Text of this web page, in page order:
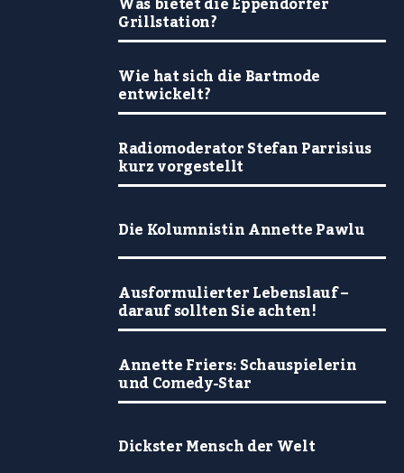
Grillstation?
Wie hat sich die Bartmode
entwickelt?
Radiomoderator Stefan Parrisius
kurz vorgestellt
Die Kolumnistin Annette Pawlu
Ausformulierter Lebenslauf –
darauf sollten Sie achten!
Annette Friers: Schauspielerin
und Comedy-Star
Dickster Mensch der Welt